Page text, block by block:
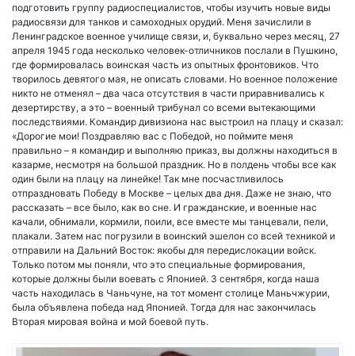
подготовить группу радиоспециалистов, чтобы изучить новые виды
радиосвязи для танков и самоходных орудий. Меня зачислили в
Ленинградское военное училище связи, и, буквально через месяц, 27
апреля 1945 года несколько человек-отличников послали в Пушкино,
где формировалась воинская часть из опытных фронтовиков. Что
творилось девятого мая, не описать словами. Но военное положение
никто не отменял – два часа отсутствия в части приравнивались к
дезертирству, а это – военный трибунал со всеми вытекающими
последствиями. Командир дивизиона нас выстроил на плацу и сказал:
«Дорогие мои! Поздравляю вас с Победой, но поймите меня
правильно – я командир и выполняю приказ, вы должны находиться в
казарме, несмотря на большой праздник. Но в полдень чтобы все как
один были на плацу на линейке! Так мне посчастливилось
отпраздновать Победу в Москве – целых два дня. Даже не знаю, что
рассказать – все было, как во сне. И гражданские, и военные нас
качали, обнимали, кормили, поили, все вместе мы танцевали, пели,
плакали. Затем нас погрузили в воинский эшелон со всей техникой и
отправили на Дальний Восток: якобы для передислокации войск.
Только потом мы поняли, что это специальные формирования,
которые должны были воевать с Японией. 3 сентября, когда наша
часть находилась в Чаньчуне, на тот момент столице Маньчжурии,
была объявлена победа над Японией. Тогда для нас закончилась
Вторая мировая война и мой боевой путь.